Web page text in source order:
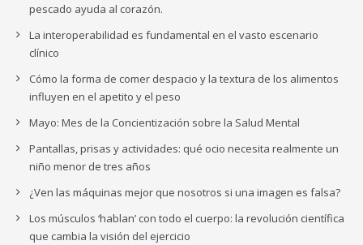
pescado ayuda al corazón.
La interoperabilidad es fundamental en el vasto escenario
clínico
Cómo la forma de comer despacio y la textura de los alimentos
influyen en el apetito y el peso
Mayo: Mes de la Concientización sobre la Salud Mental
Pantallas, prisas y actividades: qué ocio necesita realmente un
niño menor de tres años
¿Ven las máquinas mejor que nosotros si una imagen es falsa?
Los músculos ‘hablan’ con todo el cuerpo: la revolución científica
que cambia la visión del ejercicio